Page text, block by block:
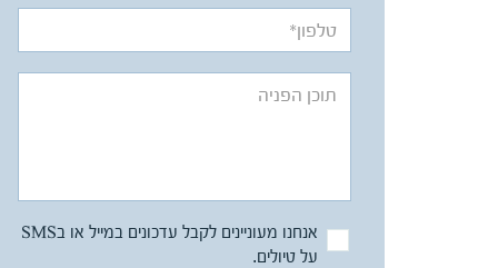
אנחנו מעוניינים לקבל עדכונים במייל או בSMS
על טיולים.